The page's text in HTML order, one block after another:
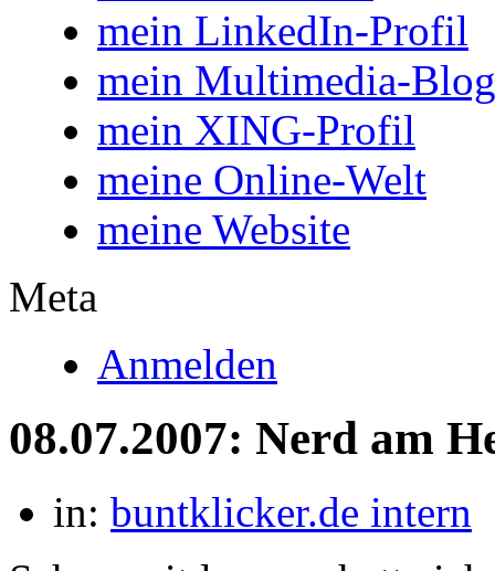
mein LinkedIn-Profil
mein Multimedia-Blog
mein XING-Profil
meine Online-Welt
meine Website
Meta
Anmelden
08.07.2007: Nerd am
in: buntklicker.de intern